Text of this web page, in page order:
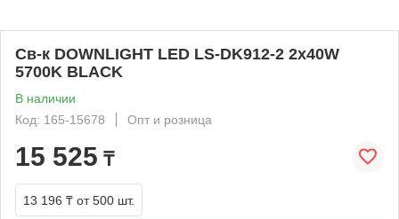
Св-к DOWNLIGHT LED LS-DK912-2 2x40W
5700K BLACK
В наличии
Код: 165-15678
Опт и розница
15 525 ₸
13 196 ₸ от 500 шт.